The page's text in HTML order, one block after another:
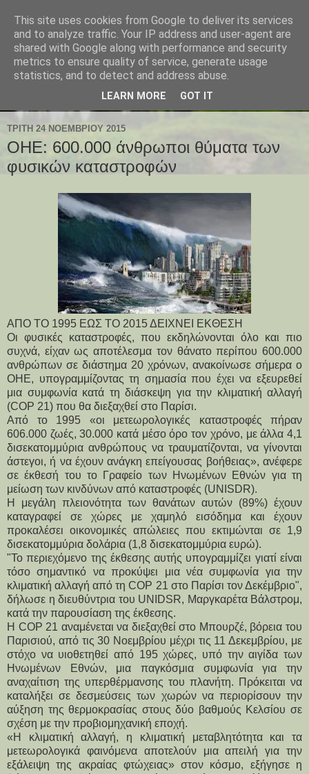
ΤΡΊΤΗ 24 ΝΟΕΜΒΡΊΟΥ 2015
ΟΗΕ: 600.000 άνθρωποι θύματα των
φυσικών καταστροφών
ΑΠΟ ΤΟ 1995 ΕΩΣ ΤΟ 2015 ΔΕΙΧΝΕΙ ΕΚΘΕΣΗ
Οι φυσικές καταστροφές, που εκδηλώνονται όλο και πιο
συχνά, είχαν ως αποτέλεσμα τον θάνατο περίπου 600.000
ανθρώπων σε διάστημα 20 χρόνων, ανακοίνωσε σήμερα ο
ΟΗΕ, υπογραμμίζοντας τη σημασία που έχει να εξευρεθεί
μια συμφωνία κατά τη διάσκεψη για την κλιματική αλλαγή
(COP 21) που θα διεξαχθεί στο Παρίσι.
Από το 1995 «οι μετεωρολογικές καταστροφές πήραν
606.000 ζωές, 30.000 κατά μέσο όρο τον χρόνο, με άλλα 4,1
δισεκατομμύρια ανθρώπους να τραυματίζονται, να γίνονται
άστεγοι, ή να έχουν ανάγκη επείγουσας βοήθειας», ανέφερε
σε έκθεσή του το Γραφείο των Ηνωμένων Εθνών για τη
μείωση των κινδύνων από καταστροφές (UNISDR).
Η μεγάλη πλειονότητα των θανάτων αυτών (89%) έχουν
καταγραφεί σε χώρες με χαμηλό εισόδημα και έχουν
προκαλέσει οικονομικές απώλειες που εκτιμώνται σε 1,9
δισεκατομμύρια δολάρια (1,8 δισεκατομμύρια ευρώ).
"Το περιεχόμενο της έκθεσης αυτής υπογραμμίζει γιατί είναι
τόσο σημαντικό να προκύψει μια νέα συμφωνία για την
κλιματική αλλαγή από τη COP 21 στο Παρίσι τον Δεκέμβριο",
δήλωσε η διευθύντρια του UNIDSR, Μαργκαρέτα Βάλστρομ,
κατά την παρουσίαση της έκθεσης.
Η COP 21 αναμένεται να διεξαχθεί στο Μπουρζέ, βόρεια του
Παρισιού, από τις 30 Νοεμβρίου μέχρι τις 11 Δεκεμβρίου, με
στόχο να υιοθετηθεί από 195 χώρες, υπό την αιγίδα των
Ηνωμένων Εθνών, μια παγκόσμια συμφωνία για την
αναχαίτιση της υπερθέρμανσης του πλανήτη. Πρόκειται να
καταλήξει σε δεσμεύσεις των χωρών να περιορίσουν την
αύξηση της θερμοκρασίας στους δύο βαθμούς Κελσίου σε
σχέση με την προβιομηχανική εποχή.
«Η κλιματική αλλαγή, η κλιματική μεταβλητότητα και τα
μετεωρολογικά φαινόμενα αποτελούν μια απειλή για την
εξάλειψη της ακραίας φτώχειας» στον κόσμο, εξήγησε η
This site uses cookies from Google to deliver its services
and to analyze traffic. Your IP address and user-agent are
shared with Google along with performance and security
metrics to ensure quality of service, generate usage
statistics, and to detect and address abuse.
LEARN MORE GOT IT